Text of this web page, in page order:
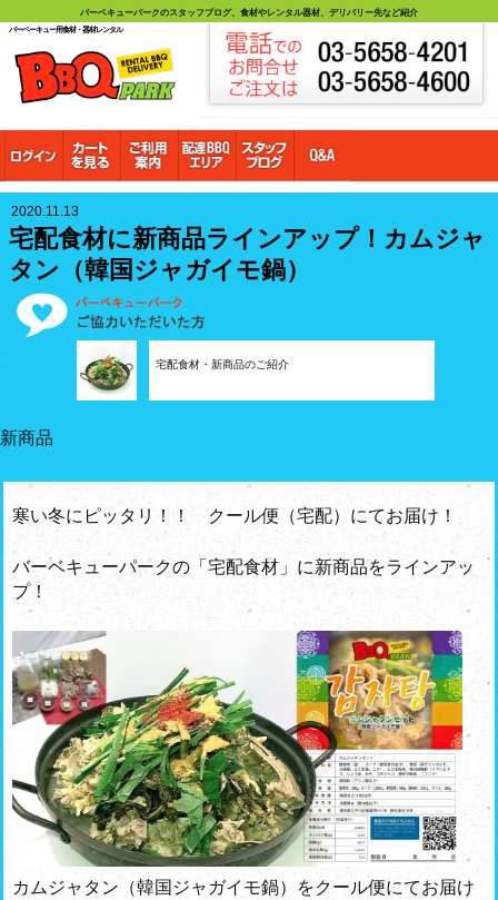
バーベキューパークのスタッフブログ、食材やレンタル器材、デリバリー先など紹介
バーベーキュー用食材・器材レンタル
2020.11.13
宅配食材に新商品ラインアップ！カムジャ
タン（韓国ジャガイモ鍋）
宅配食材・新商品のご紹介
新商品
寒い冬にピッタリ！！ クール便（宅配）にてお届け！
バーベキューパークの「宅配食材」に新商品をラインアッ
プ！
カムジャタン（韓国ジャガイモ鍋）をクール便にてお届け